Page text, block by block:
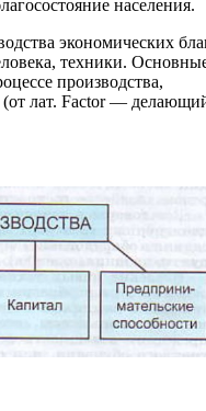
населения.
экономических
техники.
производства,
(от лат. Factor —